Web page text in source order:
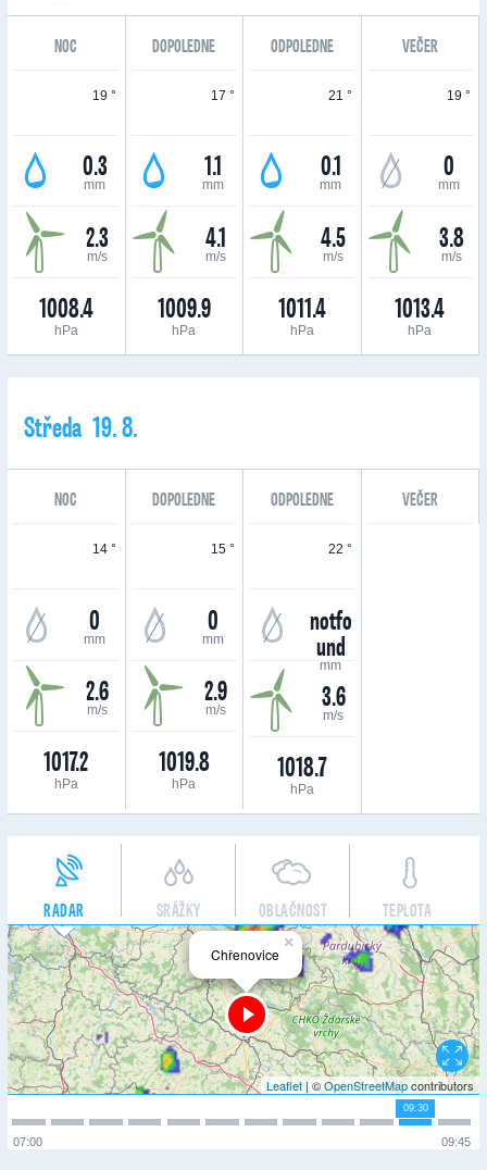
NOC DOPOLEDNE ODPOLEDNE VEČER
19 °
0.3
mm
2.3
m/s
1008.4
hPa
17 °
1.1
mm
4.1
m/s
1009.9
hPa
21 °
0.1
mm
4.5
m/s
1011.4
hPa
19 °
0
mm
3.8
m/s
1013.4
hPa
Středa 19. 8.
NOC DOPOLEDNE ODPOLEDNE VEČER
14 °
0
mm
2.6
m/s
1017.2
hPa
15 °
0
mm
2.9
m/s
1019.8
hPa
22 °
notfo
und
mm
3.6
m/s
1018.7
hPa
RADAR SRÁŽKY OBLAČNOST TEPLOTA
×
Chřenovice
Leaflet | ©OpenStreetMapcontributors
09:30
09:45
07:00